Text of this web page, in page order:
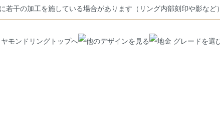
若干の加工を施している場合があります（リング内部刻印や影など